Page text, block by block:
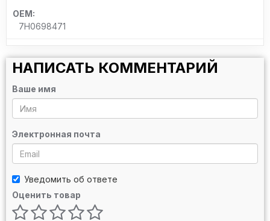
OEM:
7H0698471
НАПИСАТЬ КОММЕНТАРИЙ
Ваше имя
Электронная почта
Уведомить об ответе
Оценить товар